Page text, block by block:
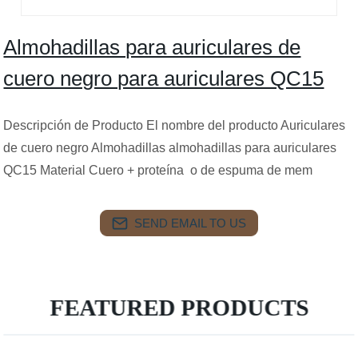
Almohadillas para auriculares de
cuero negro para auriculares QC15
Descripción de Producto El nombre del producto Auriculares
de cuero negro Almohadillas almohadillas para auriculares
QC15 Material Cuero + proteína o de espuma de mem
SEND EMAIL TO US
FEATURED PRODUCTS